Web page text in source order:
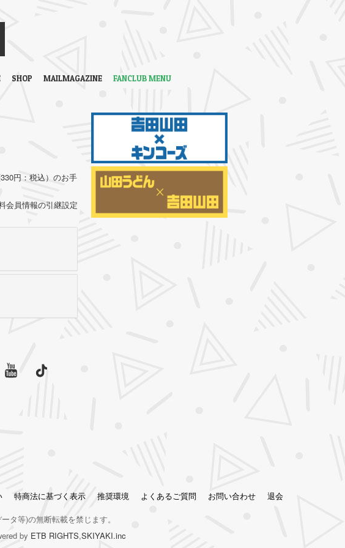
SHOP MAILMAGAZINE FANCLUB MENU
円：税込）のお手
会員情報の引継設定
特商法に基づく表示 推奨環境 よくあるご質問 お問い合わせ
退会
タ等)の無断転載を禁じます。
by ETB RIGHTS,SKIYAKI.inc